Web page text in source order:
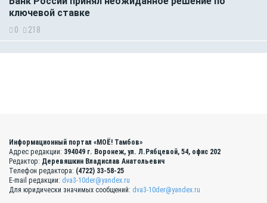
ключевой ставке
0 218
Информационный портал «МОЁ! Тамбов»
Адрес редакции: 394049 г. Воронеж, ул. Л.Рябцевой, 54, офис 202
Редактор: Деревяшкин Владислав Анатольевич
Телефон редактора: (4722) 33-58-25
E-mail редакции: dva3-10der@yandex.ru
Для юридически значимых сообщений: dva3-10der@yandex.ru